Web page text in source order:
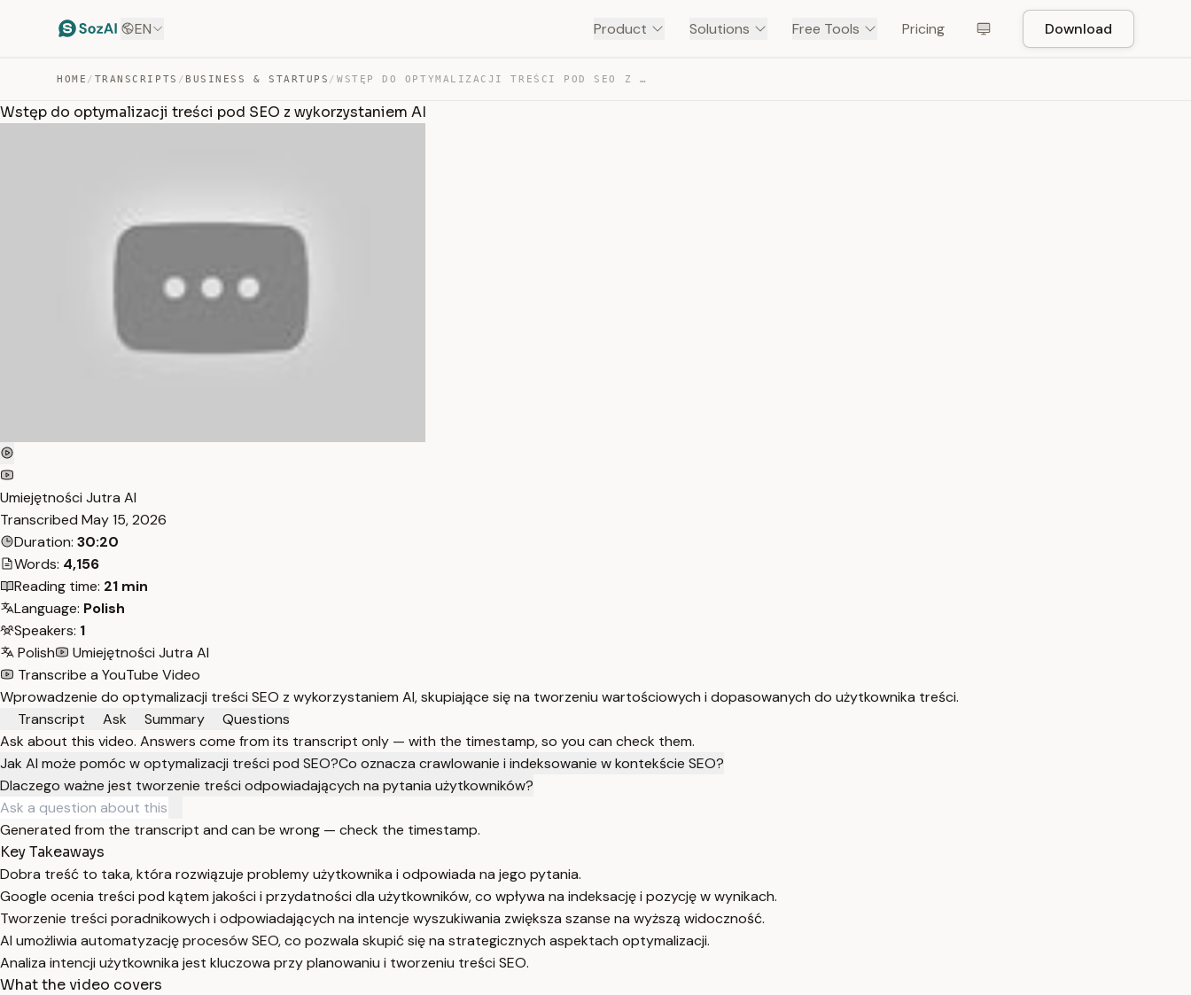
EN Product Solutions Free Tools Pricing Download
HOME / TRANSCRIPTS / BUSINESS & STARTUPS / WSTĘP DO OPTYMALIZACJI TREŚCI POD SEO Z WYKORZYSTANIEM AI — TRANSCRIPT
Wstęp do optymalizacji treści pod SEO z wykorzystaniem AI
Umiejętności Jutra AI
Transcribed May 15, 2026
Duration: 30:20
Words: 4,156
Reading time: 21 min
Language: Polish
Speakers: 1
Polish
Umiejętności Jutra AI
Transcribe a YouTube Video
Wprowadzenie do optymalizacji treści SEO z wykorzystaniem AI, skupiające się na tworzeniu wartościowych i dopasowanych do użytkownika treści.
Transcript
Ask Summary
Questions
Ask about this video. Answers come from its transcript only — with the timestamp, so you can check them.
Jak AI może pomóc w optymalizacji treści pod SEO?Co oznacza crawlowanie i indeksowanie w kontekście SEO?
Dlaczego ważne jest tworzenie treści odpowiadających na pytania użytkowników?
Generated from the transcript and can be wrong — check the timestamp.
Key Takeaways
Dobra treść to taka, która rozwiązuje problemy użytkownika i odpowiada na jego pytania.
Google ocenia treści pod kątem jakości i przydatności dla użytkowników, co wpływa na indeksację i pozycję w wynikach.
Tworzenie treści poradnikowych i odpowiadających na intencje wyszukiwania zwiększa szanse na wyższą widoczność.
AI umożliwia automatyzację procesów SEO, co pozwala skupić się na strategicznych aspektach optymalizacji.
Analiza intencji użytkownika jest kluczowa przy planowaniu i tworzeniu treści SEO.
What the video covers